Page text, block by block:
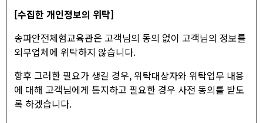
[수집한 개인정보의 위탁]
송파안전체험교육관은 고객님의 동의 없이 고객님의 정보를
외부업체에 위탁하지 않습니다.
향후 그러한 필요가 생길 경우, 위탁대상자와 위탁업무 내용
에 대해 고객님에게 통지하고 필요한 경우 사전 동의를 받도
록 하겠습니다.